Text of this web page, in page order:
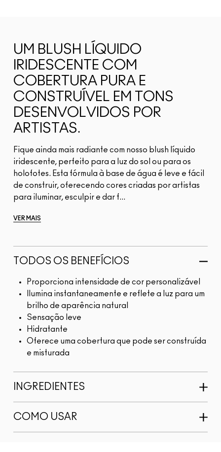
UM BLUSH LÍQUIDO
IRIDESCENTE COM
COBERTURA PURA E
CONSTRUÍVEL EM TONS
DESENVOLVIDOS POR
ARTISTAS.
Fique ainda mais radiante com nosso blush líquido
iridescente, perfeito para a luz do sol ou para os
holofotes. Esta fórmula à base de água é leve e fácil
de construir, oferecendo cores criadas por artistas
para iluminar, esculpir e dar f...
VER MAIS
TODOS OS BENEFÍCIOS
Proporciona intensidade de cor personalizável
Ilumina instantaneamente e reflete a luz para um
brilho de aparência natural
Sensação leve
Hidratante
Oferece uma cobertura que pode ser construída
e misturada
INGREDIENTES
COMO USAR